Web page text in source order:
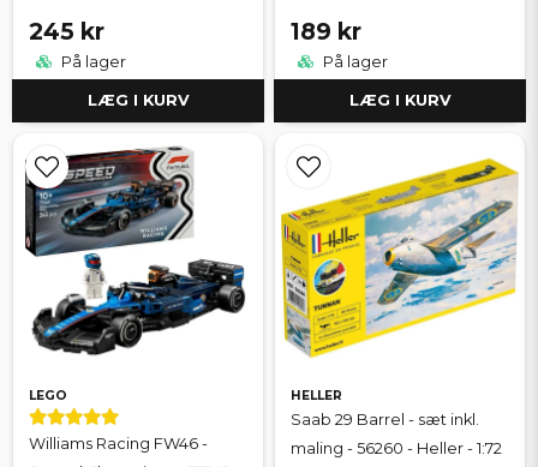
245 kr
På lager
LÆG I KURV
189 kr
På lager
LÆG I KURV
LEGO
Williams Racing FW46 -
HELLER
Saab 29 Barrel - sæt inkl.
maling - 56260 - Heller - 1:72